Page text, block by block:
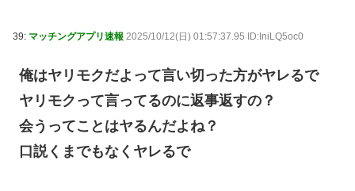
39: マッチングアプリ速報 2025/10/12(日) 01:57:37.95 ID:IniLQ5oc0
俺はヤリモクだよって言い切った方がヤレるで
ヤリモクって言ってるのに返事返すの？
会うってことはヤるんだよね？
口説くまでもなくヤレるで